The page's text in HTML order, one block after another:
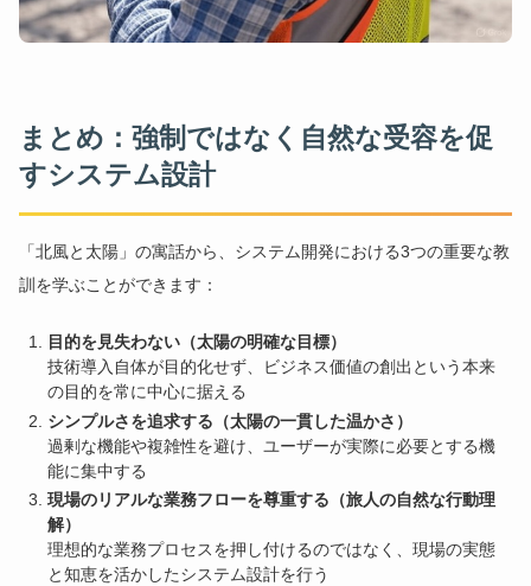
まとめ：強制ではなく自然な受容を促
すシステム設計
「北風と太陽」の寓話から、システム開発における3つの重要な教
訓を学ぶことができます：
目的を見失わない（太陽の明確な目標）
技術導入自体が目的化せず、ビジネス価値の創出という本来
の目的を常に中心に据える
シンプルさを追求する（太陽の一貫した温かさ）
過剰な機能や複雑性を避け、ユーザーが実際に必要とする機
能に集中する
現場のリアルな業務フローを尊重する（旅人の自然な行動理
解）
理想的な業務プロセスを押し付けるのではなく、現場の実態
と知恵を活かしたシステム設計を行う